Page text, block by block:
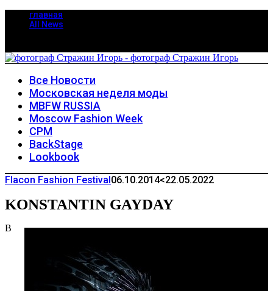
главная
All News
Все Новости
Московская неделя моды
MBFW RUSSIA
Moscow Fashion Week
CPM
BackStage
Lookbook
Flacon Fashion Festival06.10.2014<22.05.2022
KONSTANTIN GAYDAY
В